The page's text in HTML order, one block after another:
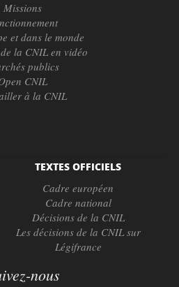
Missions
et dans le monde
la CNIL en vidéo
publics
CNIL
à la CNIL
TEXTES OFFICIELS
Cadre européen
Cadre national
Décisions de la CNIL
Les décisions de la CNIL sur
Légifrance
nous